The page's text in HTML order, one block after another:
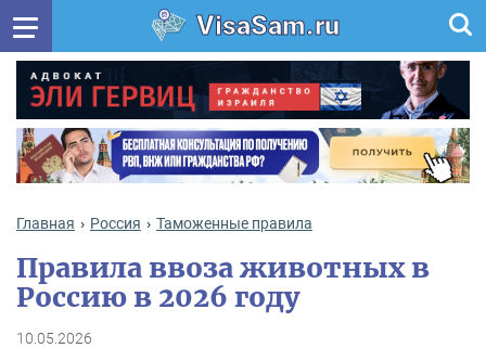
VisaSam.ru
Главная Россия Таможенные правила
Правила ввоза животных в
Россию в 2026 году
10.05.2026